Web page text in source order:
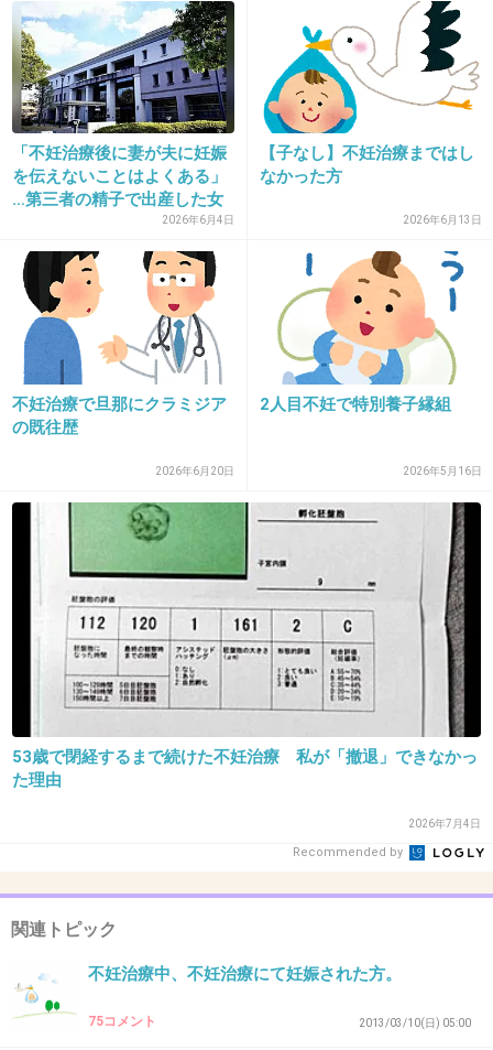
いうのでリミットを設けてもう諦めた方がいい
よって言ってくれる制度が必要だと思う。
+150 -69
26. 匿名2013/04/29(月) 01:58:13
自分の遺伝子に固執せず
里親になる道も選択肢にいれたらいいのにと
思ってしまうのですが…。
施設で寂しい思いをする子供が
育ての親に出合いあたたかい家庭で育つことが
できたら。
その方が世の中ずっとよくなる気がします。
-42
確かに線引き難しいですよね。。。
男の人もしっかり考えてくれる人が増えるとい
いですね。。
デリケートなことだからこそ学校でも教える場
をちゃんと設けてあげてほしいなぁ。
28. 匿名2013/04/29(月) 02:02:14
とりあえずビッグダディの精子を凍結保存しよう！
+3
「不妊治療後に妻が夫に妊娠
を伝えないことはよくある」
…第三者の精子で出産した女
2026年6月4日
【子なし】不妊治療まではし
なかった方
2026年6月13日
不妊治療で旦那にクラミジア
の既往歴
2026年6月20日
2人目不妊で特別養子縁組
2026年5月16日
53歳で閉経するまで続けた不妊治療 私が「撤退」できなかっ
た理由
2026年7月4日
Recommended by
関連トピック
不妊治療中、不妊治療にて妊娠された方。
75コメント 2013/03/10(日) 05:00